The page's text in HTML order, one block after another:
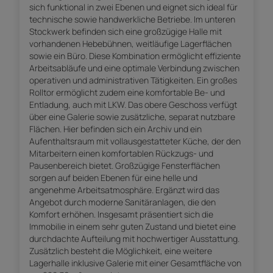
sich funktional in zwei Ebenen und eignet sich ideal für
technische sowie handwerkliche Betriebe. Im unteren
Stockwerk befinden sich eine großzügige Halle mit
vorhandenen Hebebühnen, weitläufige Lagerflächen
sowie ein Büro. Diese Kombination ermöglicht effiziente
Arbeitsabläufe und eine optimale Verbindung zwischen
operativen und administrativen Tätigkeiten. Ein großes
Rolltor ermöglicht zudem eine komfortable Be- und
Entladung, auch mit LKW. Das obere Geschoss verfügt
über eine Galerie sowie zusätzliche, separat nutzbare
Flächen. Hier befinden sich ein Archiv und ein
Aufenthaltsraum mit vollausgestatteter Küche, der den
Mitarbeitern einen komfortablen Rückzugs- und
Pausenbereich bietet. Großzügige Fensterflächen
sorgen auf beiden Ebenen für eine helle und
angenehme Arbeitsatmosphäre. Ergänzt wird das
Angebot durch moderne Sanitäranlagen, die den
Komfort erhöhen. Insgesamt präsentiert sich die
Immobilie in einem sehr guten Zustand und bietet eine
durchdachte Aufteilung mit hochwertiger Ausstattung.
Zusätzlich besteht die Möglichkeit, eine weitere
Lagerhalle inklusive Galerie mit einer Gesamtfläche von